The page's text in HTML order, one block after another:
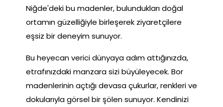
Niğde'deki bu madenler, bulundukları doğal
ortamın güzelliğiyle birleşerek ziyaretçilere
eşsiz bir deneyim sunuyor.
Bu heyecan verici dünyaya adım attığınızda,
etrafınızdaki manzara sizi büyüleyecek. Bor
madenlerinin açtığı devasa çukurlar, renkleri ve
dokularıyla görsel bir şölen sunuyor. Kendinizi